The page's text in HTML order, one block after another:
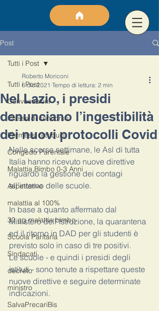
Post
Tutti i Post
Convocazioni
Classe di concorso
Permessi retribuiti
Congedo Parentale
Malattia Bimbo 0-3 Anni
Aspettative
malattia al 100%
30 gg malattia bimbo
Scuola Paritaria
Sindacati
decreto
ministro
SalvaPrecariBis
Tutti i Post
Nel Lazio, i presidi
denunciano l’ingestibilità
dei nuovi protocolli Covid
Roberto Moriconi
6 dic 2021 Tempo di lettura: 2 min
Nelle scorse settimane, le Asl di tutta
Italia hanno ricevuto nuove direttive
riguardo la gestione dei contagi
all’interno delle scuole.
In base a quanto affermato dal
Ministero dell’Istruzione, la quarantena
ed il ritorno in DAD per gli studenti è
previsto solo in caso di tre positivi.
Le scuole - e quindi i presidi degli
istituti - sono tenute a rispettare queste
nuove direttive e seguire determinate
indicazioni.